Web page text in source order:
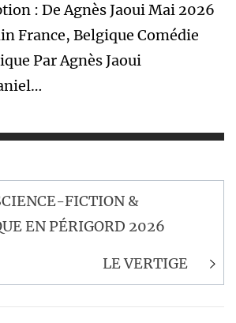
: De Agnès Jaoui Mai 2026
France, Belgique Comédie
Par Agnès Jaoui
FICTION &
EN PÉRIGORD 2026
LE VERTIGE